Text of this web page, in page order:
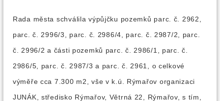
Rada města schválila výpůjčku pozemků parc. č. 2962,
parc. č. 2996/3, parc. č. 2986/4, parc. č. 2987/2, parc.
č. 2996/2 a části pozemků parc. č. 2986/1, parc. č.
2986/5, parc. č. 2987/3 a parc. č. 2961, o celkové
výměře cca 7.300 m2, vše v k.ú. Rýmařov organizaci
JUNÁK, středisko Rýmařov, Větrná 22, Rýmařov, s tím,